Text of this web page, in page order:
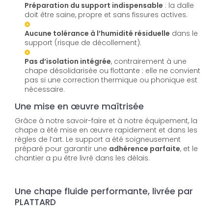
Préparation du support indispensable : la dalle
doit être saine, propre et sans fissures actives.
Aucune tolérance à l’humidité résiduelle dans le
support (risque de décollement).
Pas d’isolation intégrée, contrairement à une
chape désolidarisée ou flottante : elle ne convient
pas si une correction thermique ou phonique est
nécessaire.
Une mise en œuvre maîtrisée
Grâce à notre savoir-faire et à notre équipement, la
chape a été mise en œuvre rapidement et dans les
règles de l’art. Le support a été soigneusement
préparé pour garantir une adhérence parfaite, et le
chantier a pu être livré dans les délais.
Une chape fluide performante, livrée par
PLATTARD